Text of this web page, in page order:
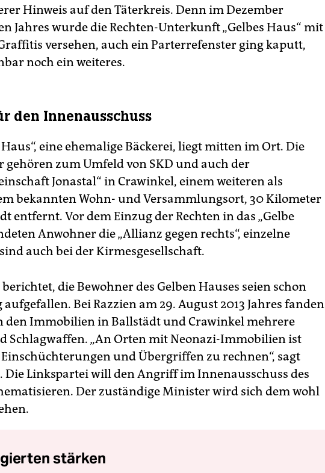
Hinweis auf den Täterkreis. Denn im Dezember
Jahres wurde die Rechten-Unterkunft „Gelbes Haus“ mit
versehen, auch ein Parterrefenster ging kaputt,
noch ein weiteres.
den Innenausschuss
Haus“, eine ehemalige Bäckerei, liegt mitten im Ort. Die
gehören zum Umfeld von SKD und auch der
Jonastal“ in Crawinkel, einem weiteren als
bekannten Wohn- und Versammlungsort, 30 Kilometer
entfernt. Vor dem Einzug der Rechten in das „Gelbe
Anwohner die „Allianz gegen rechts“, einzelne
auch bei der Kirmesgesellschaft.
die Bewohner des Gelben Hauses seien schon
Bei Razzien am 29. August 2013 Jahres fanden
den Immobilien in Ballstädt und Crawinkel mehrere
Schlagwaffen. „An Orten mit Neonazi-Immobilien ist
und Übergriffen zu rechnen“, sagt
Die Linkspartei will den Angriff im Innenausschuss des
Der zuständige Minister wird sich dem wohl
stärken